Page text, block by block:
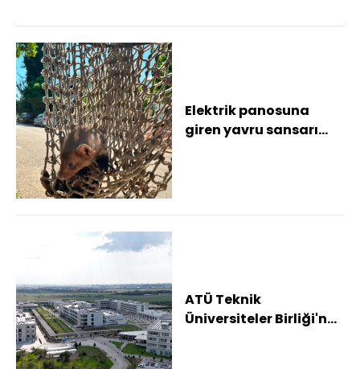
Elektrik panosuna
giren yavru sansarı
ATÜ Teknik
Üniversiteler Birliği'ne